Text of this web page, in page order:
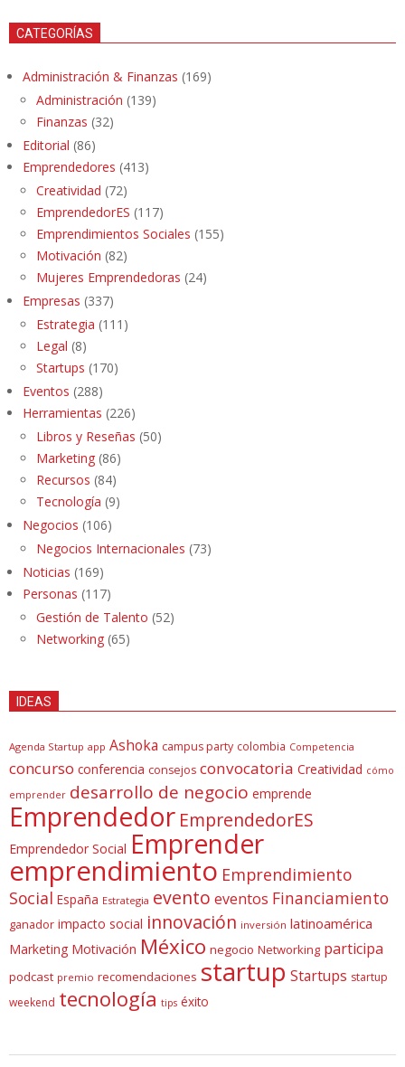
CATEGORÍAS
Administración & Finanzas (169)
Administración (139)
Finanzas (32)
Editorial (86)
Emprendedores (413)
Creatividad (72)
EmprendedorES (117)
Emprendimientos Sociales (155)
Motivación (82)
Mujeres Emprendedoras (24)
Empresas (337)
Estrategia (111)
Legal (8)
Startups (170)
Eventos (288)
Herramientas (226)
Libros y Reseñas (50)
Marketing (86)
Recursos (84)
Tecnología (9)
Negocios (106)
Negocios Internacionales (73)
Noticias (169)
Personas (117)
Gestión de Talento (52)
Networking (65)
IDEAS
Agenda Startup app Ashoka campus party colombia Competencia
concurso conferencia consejos convocatoria Creatividad cómo
emprender desarrollo de negocio emprende
Emprendedor EmprendedorES
Emprendedor Social Emprender
emprendimiento Emprendimiento
Social España Estrategia evento eventos Financiamiento
ganador impacto social innovación inversión latinoamérica
Marketing Motivación México negocio Networking participa
podcast premio recomendaciones startup Startups startup
weekend tecnología tips éxito